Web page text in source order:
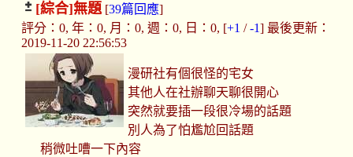
[綜合]無題[39篇回應]
評分：0, 年：0, 月：0, 週：0, 日：0, [+1 /-1] 最後更新：
2019-11-20 22:56:53
漫研社有個很怪的宅女
其他人在社辦聊天聊很開心
突然就要插一段很冷場的話題
別人為了怕尷尬回話題
稍微吐嘈一下內容